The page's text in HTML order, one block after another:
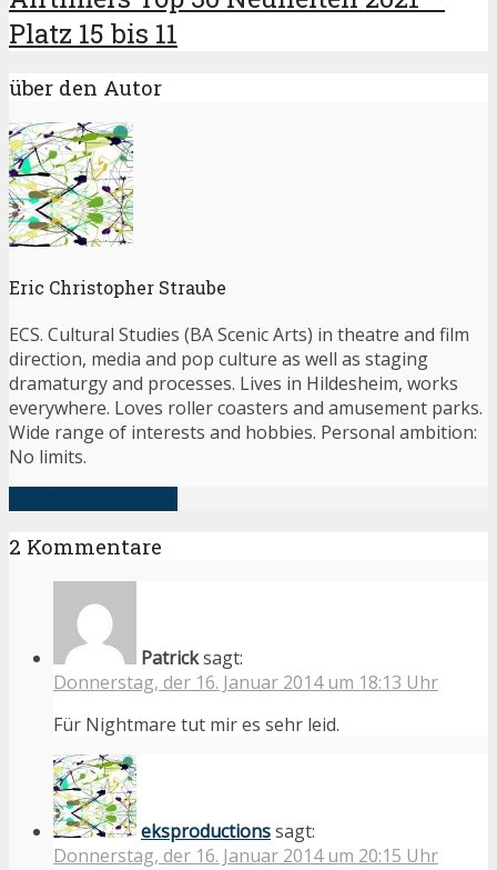
Platz 15 bis 11
über den Autor
Eric Christopher Straube
ECS. Cultural Studies (BA Scenic Arts) in theatre and film
direction, media and pop culture as well as staging
dramaturgy and processes. Lives in Hildesheim, works
everywhere. Loves roller coasters and amusement parks.
Wide range of interests and hobbies. Personal ambition:
No limits.
2 Kommentare
Patricksagt:
Donnerstag, der 16. Januar 2014 um 18:13 Uhr
Für Nightmare tut mir es sehr leid.
eksproductionssagt:
Donnerstag, der 16. Januar 2014 um 20:15 Uhr